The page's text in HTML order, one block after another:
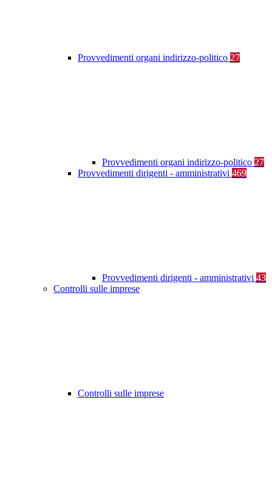
Provvedimenti organi indirizzo-politico 27
Provvedimenti organi indirizzo-politico 27
Provvedimenti dirigenti - amministrativi 469
Provvedimenti dirigenti - amministrativi 43
Controlli sulle imprese
Controlli sulle imprese